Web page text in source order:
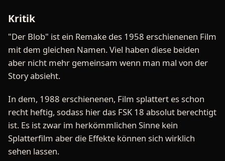
Kritik
"Der Blob" ist ein Remake des 1958 erschienenen Film
mit dem gleichen Namen. Viel haben diese beiden
aber nicht mehr gemeinsam wenn man mal von der
Story absieht.
In dem, 1988 erschienenen, Film splattert es schon
recht heftig, sodass hier das FSK 18 absolut berechtigt
ist. Es ist zwar im herkömmlichen Sinne kein
Splatterfilm aber die Effekte können sich wirklich
sehen lassen.